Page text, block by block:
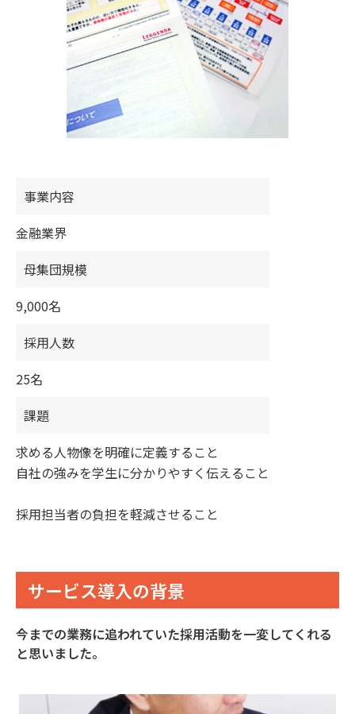
事業内容
金融業界
母集団規模
9,000名
採用人数
25名
課題
求める人物像を明確に定義すること
自社の強みを学生に分かりやすく伝えること
採用担当者の負担を軽減させること
サービス導入の背景
今までの業務に追われていた採用活動を一変してくれる
と思いました。